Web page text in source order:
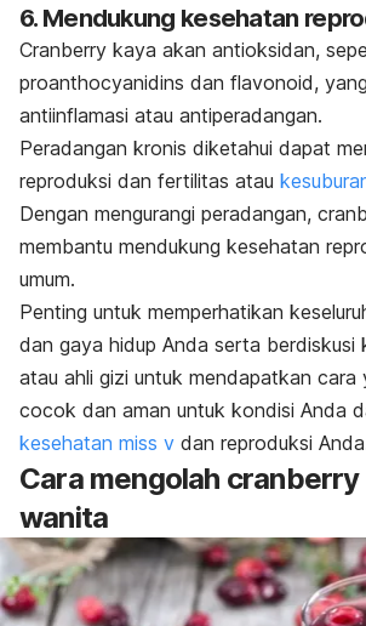
6. Mendukung kesehatan
Cranberry kaya akan antioksidan,
proanthocyanidins dan flavonoid,
antiinflamasi atau antiperadangan.
Peradangan kronis diketahui dapat
reproduksi dan fertilitas atau
Dengan mengurangi peradangan,
membantu mendukung kesehatan
umum.
Penting untuk memperhatikan
dan gaya hidup Anda serta berdiskusi
atau ahli gizi untuk mendapatkan cara
cocok dan aman untuk kondisi Anda
kesehatan miss v dan reproduksi
Cara mengolah
wanita